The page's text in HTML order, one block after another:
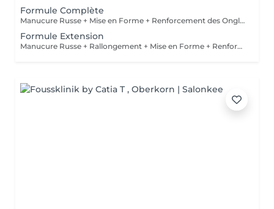
Formule Complète
Manucure Russe + Mise en Forme + Renforcement des Ongles Naturels + Vernis Semi-Permanent
Formule Extension
Manucure Russe + Rallongement + Mise en Forme + Renforcement + Vernis Semi-Permanent